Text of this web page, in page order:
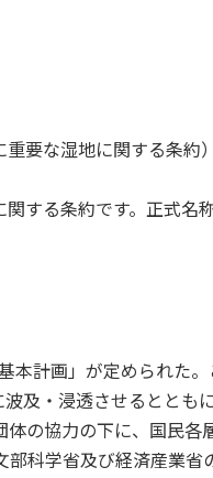
要な湿地に関する条
する条約です。正式名
計画」が定められた
及・浸透させるととも
の協力の下に、国民
科学省及び経済産業省